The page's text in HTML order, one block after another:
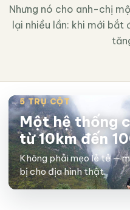
Nhưng nó cho anh-chị
lại nhiều lần: khi mới bắt
5 TRỤ CỘT
Một hệ thống
từ 10km đến
Không phải mẹo lẻ tẻ —
bị cho địa hình thật.